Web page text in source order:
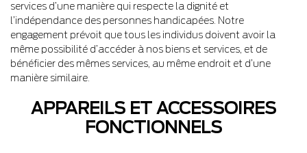
services d’une manière qui respecte la dignité et
l’indépendance des personnes handicapées. Notre
engagement prévoit que tous les individus doivent avoir la
même possibilité d’accéder à nos biens et services, et de
bénéficier des mêmes services, au même endroit et d’une
manière similaire.
APPAREILS ET ACCESSOIRES
FONCTIONNELS